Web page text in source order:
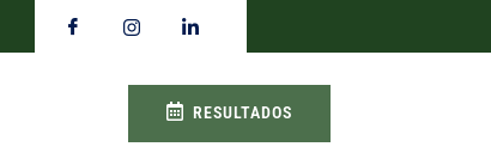
RESULTADOS